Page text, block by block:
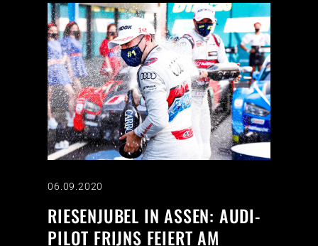
06.09.2020
RIESENJUBEL IN ASSEN: AUDI-
PILOT FRIJNS FEIERT AM